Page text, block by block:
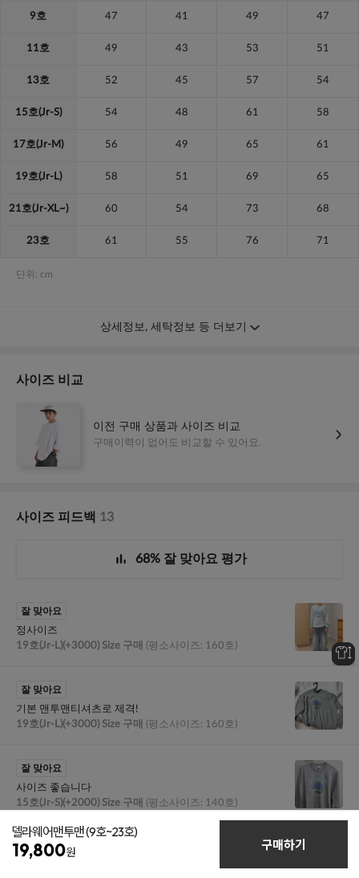
델라웨어맨투맨(9호~23호)
19,800원 구매하기